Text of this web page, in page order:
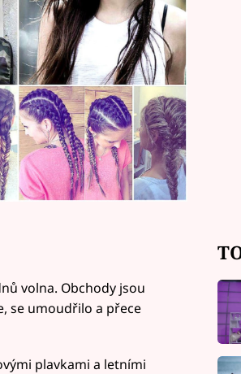
volna. Obchody jsou
se umoudřilo a přece
plavkami a letními